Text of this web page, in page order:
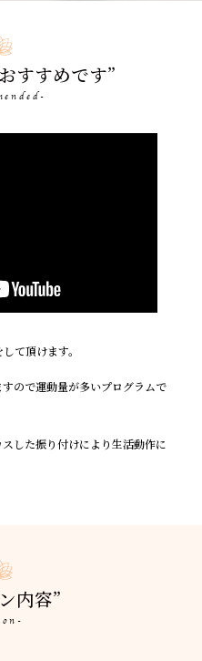
すすめです”
て頂けます。
ので運動量が多いプログラムで
した振り付けにより生活動作に
内容”